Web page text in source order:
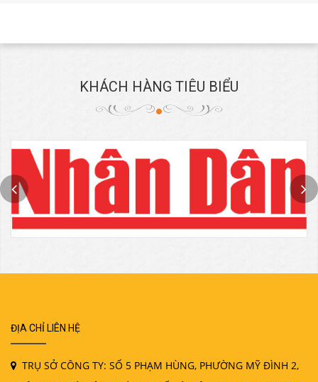
KHÁCH HÀNG TIÊU BIỂU
ĐỊA CHỈ LIÊN HỆ
TRỤ SỞ CÔNG TY: SỐ 5 PHẠM HÙNG, PHƯỜNG MỸ ĐÌNH 2,